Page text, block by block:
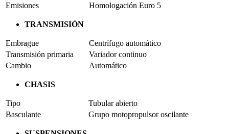
Emisiones
Homologación Euro 5
TRANSMISIÓN
Embrague
Centrífugo automático
Transmisión primaria
Variador continuo
Cambio
Automático
CHASIS
Tipo
Tubular abierto
Basculante
Grupo motopropulsor oscilante